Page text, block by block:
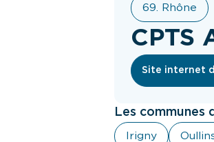
69. Rhône
CPTS
Site internet
Les communes
Irigny